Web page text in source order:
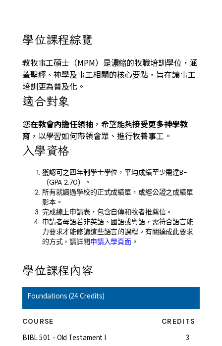
學位課程綜覽
教牧事工碩士（MPM）是濃縮的牧職培訓學位，涵
蓋聖經、神學及事工相關的核心要點，旨在讓事工
培訓更為普及化。
適合對象
您在教會內擔任領袖，希望能夠接受更多神學教
育，以學習如何帶領會眾、進行牧養事工。
入學資格
獲認可之四年制學士學位，平均成績至少需達B-
（GPA 2.70）。
所有就讀過學校的正式成績單，或經公證之成績單
影本。
完成線上申請表，包含自傳和牧者推薦信。
申請者母語若非英語、國語或粵語，需符合語言能
力要求才能修讀這些語言的課程。有關達成此要求
的方式，請詳閱申請入學頁面 。
學位課程內容
Foundations (24 Credits)
COURSE CREDITS
BIBL 501 - Old Testament I 3